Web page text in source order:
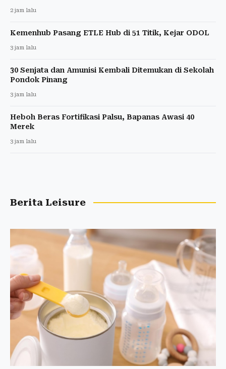
2 jam lalu
Kemenhub Pasang ETLE Hub di 51 Titik, Kejar ODOL
3 jam lalu
30 Senjata dan Amunisi Kembali Ditemukan di Sekolah
Pondok Pinang
3 jam lalu
Heboh Beras Fortifikasi Palsu, Bapanas Awasi 40
Merek
3 jam lalu
Berita Leisure